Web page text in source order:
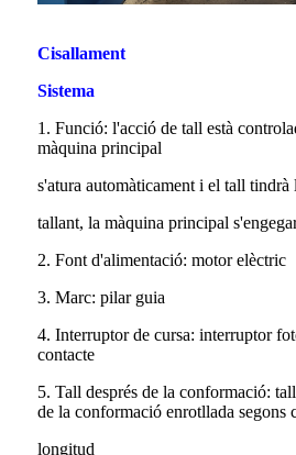
Cisallament
Sistema
1. Funció: l'acció de tall està
màquina principal
s'atura automàticament i el tall tindrà
tallant, la màquina principal
2. Font d'alimentació: motor elèctric
3. Marc: pilar guia
4. Interruptor de cursa: interruptor
contacte
5. Tall després de la conformació:
de la conformació enrotllada segons
longitud